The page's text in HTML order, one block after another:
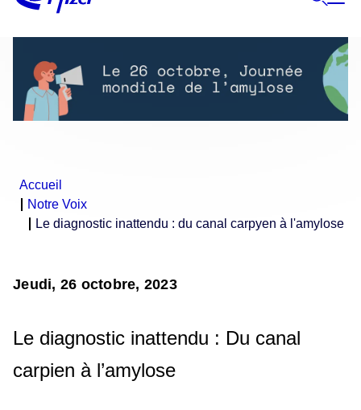
Accueil
Notre Voix
Le diagnostic inattendu : du canal carpyen à l'amylose
Jeudi, 26 octobre, 2023
Le diagnostic inattendu : Du canal
carpien à l’amylose